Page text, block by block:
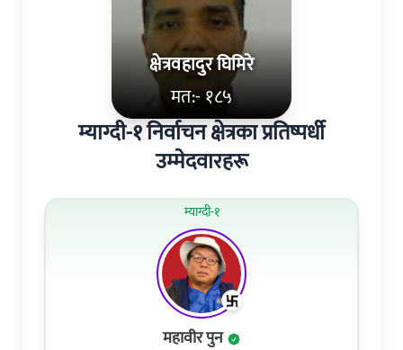
क्षेत्रवहादुर घिमिरे
मत:- १८५
म्याग्दी-१ निर्वाचन क्षेत्रका प्रतिष्पर्धी
उम्मेदवारहरू
म्याग्दी-१
महावीर पुन